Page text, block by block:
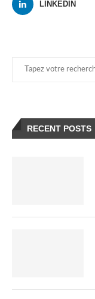
LINKEDIN
RECENT POSTS